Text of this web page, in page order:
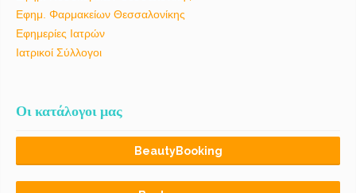
Εφημ. Φαρμακείων Θεσσαλονίκης
Εφημερίες Ιατρών
Ιατρικοί Σύλλογοι
Οι κατάλογοι μας
BeautyBooking